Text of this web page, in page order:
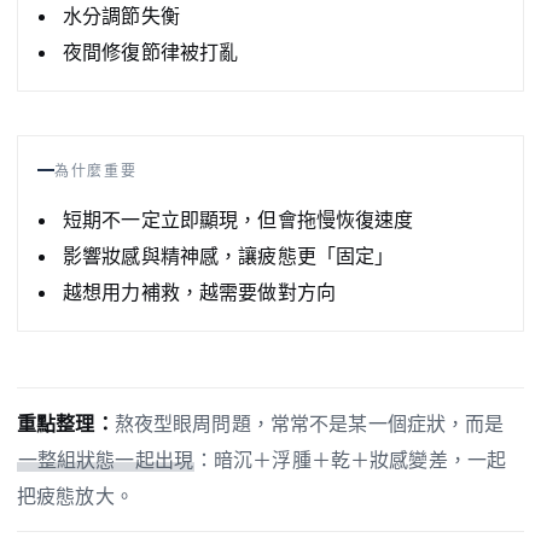
水分調節失衡
夜間修復節律被打亂
為什麼重要
短期不一定立即顯現，但會拖慢恢復速度
影響妝感與精神感，讓疲態更「固定」
越想用力補救，越需要做對方向
重點整理： 熬夜型眼周問題，常常不是某一個症狀，而是
一整組狀態一起出現：暗沉＋浮腫＋乾＋妝感變差，一起
把疲態放大。